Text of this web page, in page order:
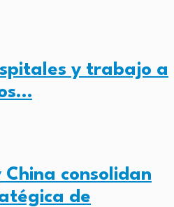
y trabajo a
China consolidan
de